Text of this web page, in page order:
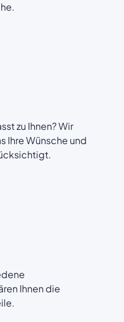
zu Ihnen? Wir
Ihre Wünsche und
Ihnen die